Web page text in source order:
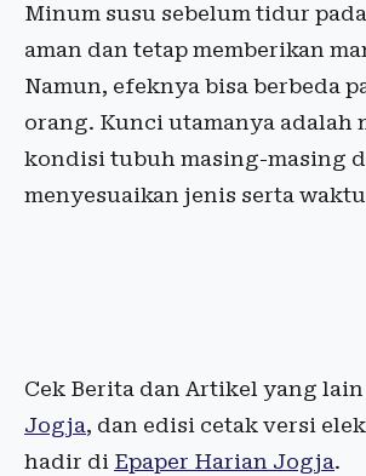
Minum susu sebelum tidur
aman dan tetap memberikan
Namun, efeknya bisa berbeda
orang. Kunci utamanya adalah
kondisi tubuh masing-masing
menyesuaikan jenis serta
Cek Berita dan Artikel yang
Jogja, dan edisi cetak versi
hadir di Epaper Harian Jogja.